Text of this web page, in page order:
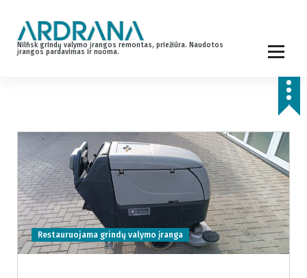
Nilfisk grindų valymo įrangos remontas, priežiūra. Naudotos
įrangos pardavimas ir nuoma.
Restauruojama grindų valymo įranga